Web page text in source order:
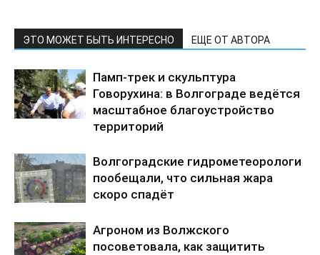
ЭТО МОЖЕТ БЫТЬ ИНТЕРЕСНО ЕЩЕ ОТ АВТОРА
Памп-трек и скульптура
Говорухина: в Волгограде ведётся
масштабное благоустройство
территорий
Волгоградские гидрометеорологи
пообещали, что сильная жара
скоро спадёт
Агроном из Волжского
посоветовала, как защитить